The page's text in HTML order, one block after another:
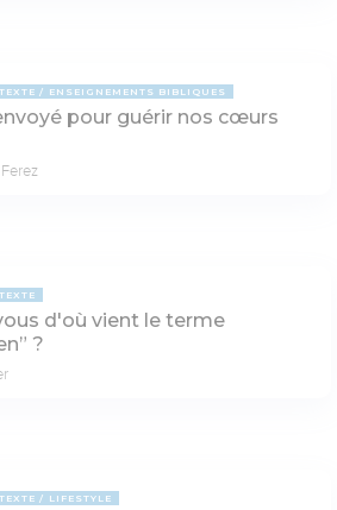
ENSEIGNEMENTS BIBLIQUES
pour guérir nos cœurs
d'où vient le terme
?
LIFESTYLE